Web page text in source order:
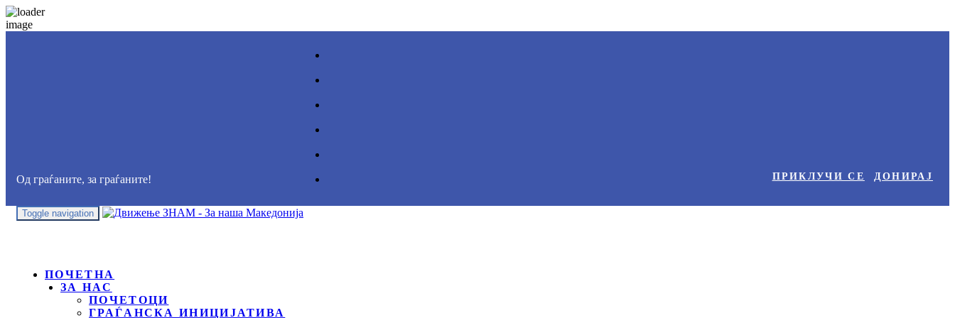
Од граѓаните, за граѓаните! ДОНИРАЈ
ПРИКЛУЧИ СЕ
Toggle navigation
ПОЧЕТНА
ЗА НАС
ПОЧЕТОЦИ
ГРАЃАНСКА ИНИЦИЈАТИВА